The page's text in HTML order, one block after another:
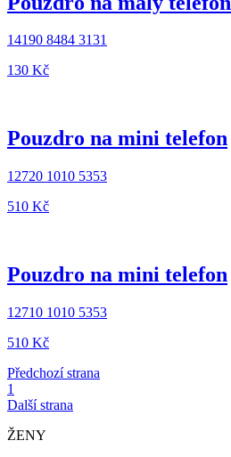
14190 8484 3131
130 ‎Kč
Pouzdro na mini telefon
12720 1010 5353
510 ‎Kč
Pouzdro na mini telefon
12710 1010 5353
510 ‎Kč
Předchozí strana
1
Další strana
ŽENY